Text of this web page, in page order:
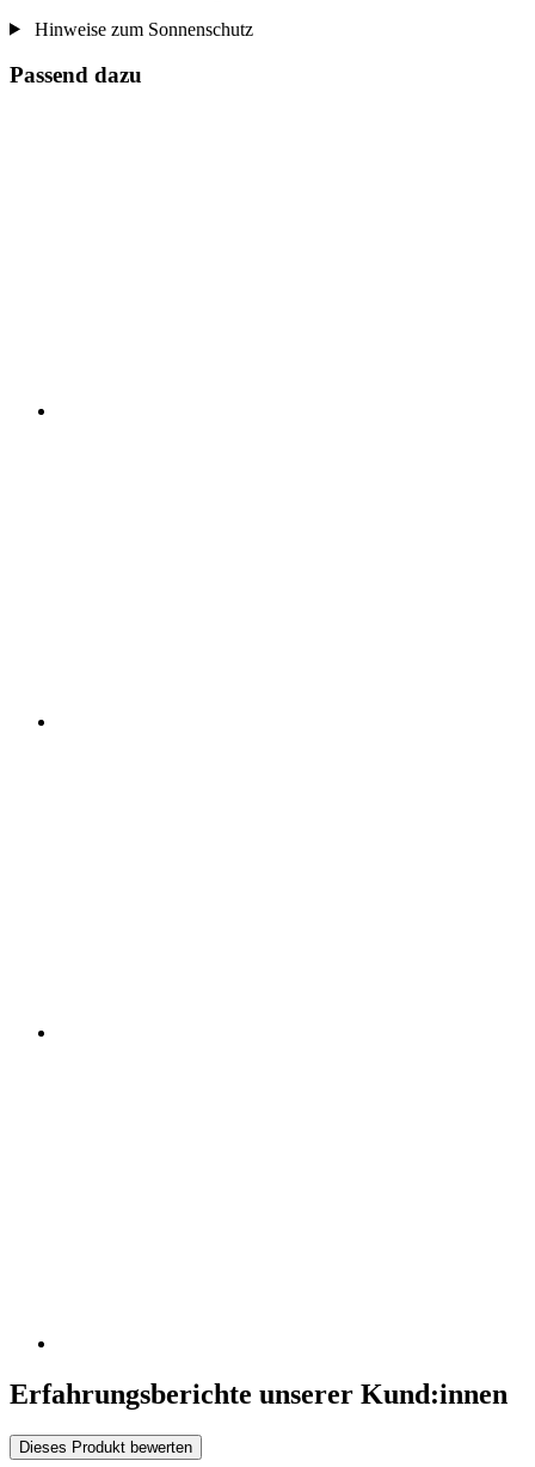
Hinweise zum Sonnenschutz
Passend dazu
Erfahrungsberichte unserer Kund:innen
Dieses Produkt bewerten